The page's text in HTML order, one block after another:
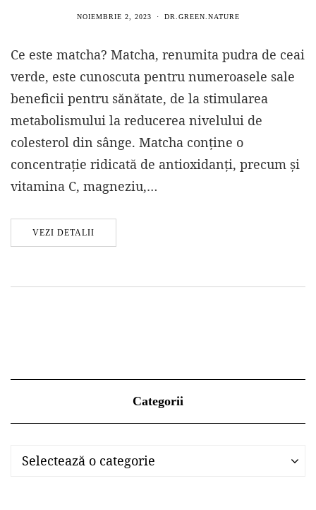
NOIEMBRIE 2, 2023 DR.GREEN.NATURE
Ce este matcha? Matcha, renumita pudra de ceai
verde, este cunoscuta pentru numeroasele sale
beneficii pentru sănătate, de la stimularea
metabolismului la reducerea nivelului de
colesterol din sânge. Matcha conține o
concentrație ridicată de antioxidanți, precum și
vitamina C, magneziu,…
VEZI DETALII
Categorii
Categorii
Selectează o categorie
Categorii